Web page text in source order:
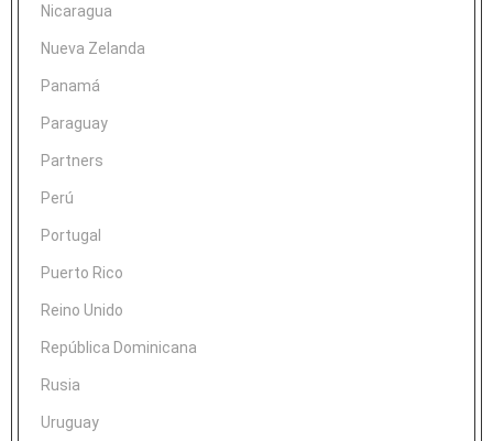
Nicaragua
Nueva Zelanda
Panamá
Paraguay
Partners
Perú
Portugal
Puerto Rico
Reino Unido
República Dominicana
Rusia
Uruguay